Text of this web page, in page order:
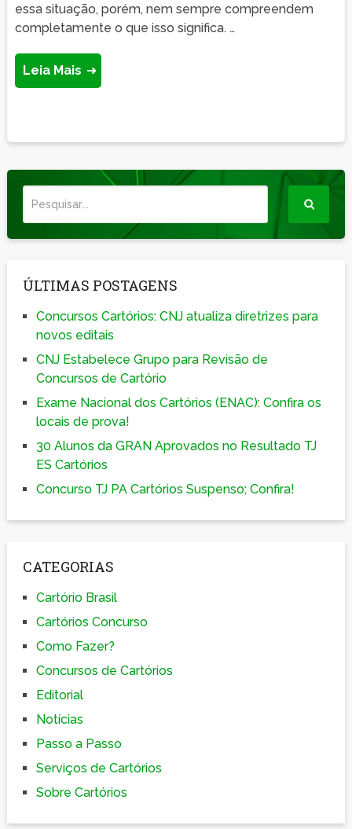
essa situação, porém, nem sempre compreendem
completamente o que isso significa. …
Leia Mais
ÚLTIMAS POSTAGENS
Concursos Cartórios: CNJ atualiza diretrizes para
novos editais
CNJ Estabelece Grupo para Revisão de
Concursos de Cartório
Exame Nacional dos Cartórios (ENAC): Confira os
locais de prova!
30 Alunos da GRAN Aprovados no Resultado TJ
ES Cartórios
Concurso TJ PA Cartórios Suspenso; Confira!
CATEGORIAS
Cartório Brasil
Cartórios Concurso
Como Fazer?
Concursos de Cartórios
Editorial
Notícias
Passo a Passo
Serviços de Cartórios
Sobre Cartórios